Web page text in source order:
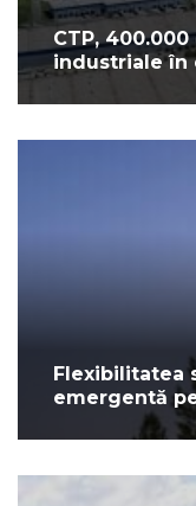
CTP,
industriale în
Flexibilitatea
emergentă